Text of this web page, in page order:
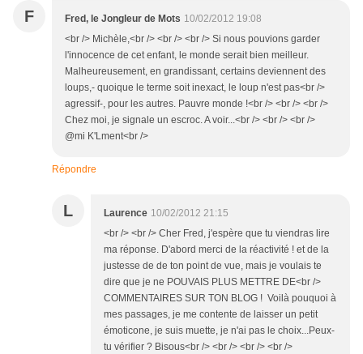
F Fred, le Jongleur de Mots 10/02/2012 19:08
<br /> Michèle,<br /> <br /> <br /> Si nous pouvions garder
l'innocence de cet enfant, le monde serait bien meilleur.
Malheureusement, en grandissant, certains deviennent des
loups,- quoique le terme soit inexact, le loup n'est pas<br />
agressif-, pour les autres. Pauvre monde !<br /> <br /> <br />
Chez moi, je signale un escroc. A voir...<br /> <br /> <br />
@mi K'Lment<br />
Répondre
L Laurence 10/02/2012 21:15
<br /> <br /> Cher Fred, j'espère que tu viendras lire
ma réponse. D'abord merci de la réactivité ! et de la
justesse de de ton point de vue, mais je voulais te
dire que je ne POUVAIS PLUS METTRE DE<br />
COMMENTAIRES SUR TON BLOG ! Voilà pouquoi à
mes passages, je me contente de laisser un petit
émoticone, je suis muette, je n'ai pas le choix...Peux-
tu vérifier ? Bisous<br /> <br /> <br /> <br />